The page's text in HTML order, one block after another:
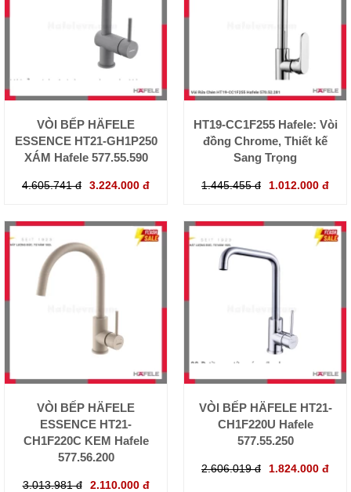
VÒI BẾP HÄFELE
ESSENCE HT21-GH1P250
XÁM Hafele 577.55.590
4.605.741 đ 3.224.000 đ
HT19-CC1F255 Hafele: Vòi
đồng Chrome, Thiết kế
Sang Trọng
1.445.455 đ 1.012.000 đ
VÒI BẾP HÄFELE
ESSENCE HT21-
CH1F220C KEM Hafele
577.56.200
3.013.981 đ 2.110.000 đ
VÒI BẾP HÄFELE HT21-
CH1F220U Hafele
577.55.250
2.606.019 đ 1.824.000 đ